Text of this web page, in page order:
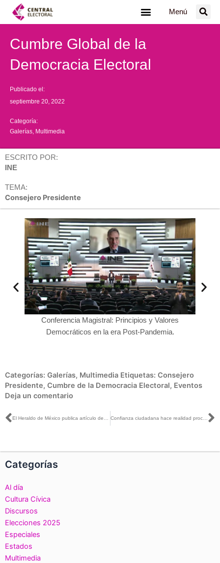
Menú
Cumbre Global de la
Democracia Electoral
Publicado el:
septiembre 20, 2022
Categoría:
Galerías Multimedia
ESCRITO POR:
INE
TEMA:
Consejero Presidente
Conferencia Magistral: Principios y Valores
Democráticos en la era Post-Pandemia.
Categorías: Galerías, Multimedia Etiquetas: Consejero
Presidente, Cumbre de la Democracia Electoral, Eventos
Deja un comentario
Ant Confianza ciudadana hace realidad procesos electorales exitosos: Lorenzo Córdova
Categorías
Al día
Cultura Cívica
Discursos
Elecciones 2025
Especiales
Estados
Multimedia